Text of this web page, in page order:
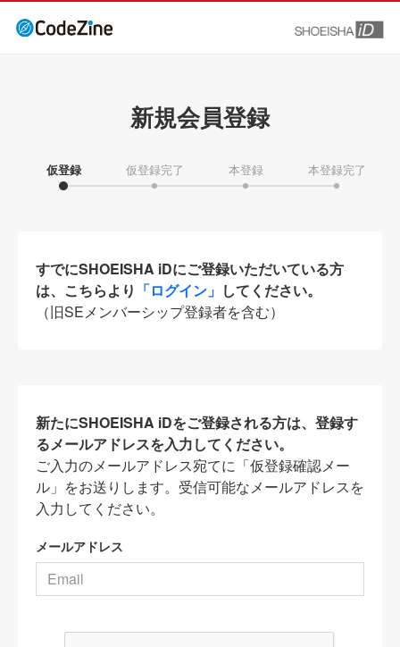
新規会員登録
仮登録 仮登録完了 本登録 本登録完了
すでにSHOEISHA iDにご登録いただいている方
は、こちらより 「ログイン」 してください。
（旧SEメンバーシップ登録者を含む）
新たにSHOEISHA iDをご登録される方は、登録す
るメールアドレスを入力してください。
ご入力のメールアドレス宛てに「仮登録確認メー
ル」をお送りします。受信可能なメールアドレスを
入力してください。
メールアドレス